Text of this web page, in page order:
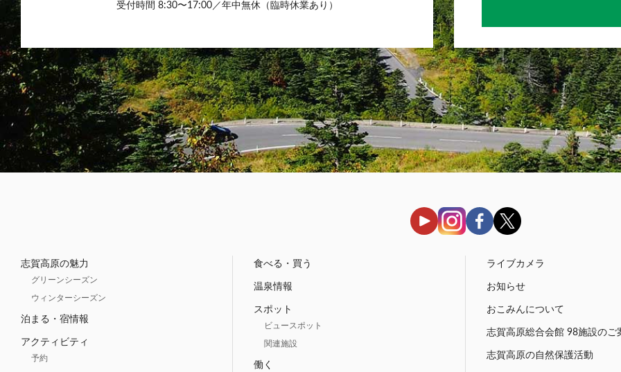
受付時間 8:30〜17:00／年中無休（臨時休業あり）
志賀高原の魅力
グリーンシーズン
ウィンターシーズン
泊まる・宿情報
アクティビティ
予約
食べる・買う
温泉情報
スポット
ビュースポット
関連施設
働く
ライブカメラ
お知らせ
おこみんについて
志賀高原総合会館 98施設のご
志賀高原の自然保護活動